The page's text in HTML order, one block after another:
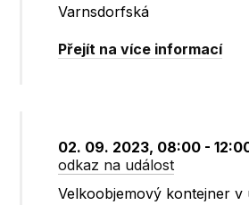
Varnsdorfská
Přejít na více informací
02. 09. 2023, 08:00 -
odkaz na událost
Velkoobjemový kontejner